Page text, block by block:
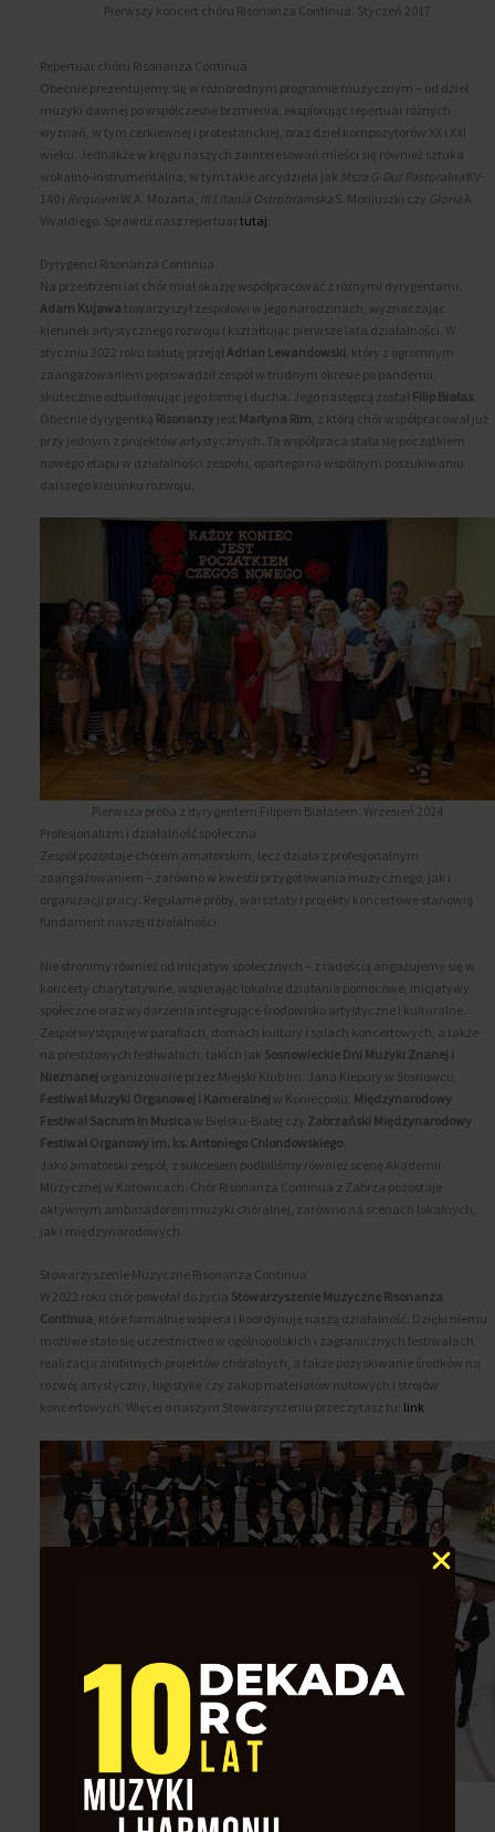
Pierwszy koncert chóru Risonanza Continua. Styczeń 2017
Repertuar chóru Risonanza Continua
Obecnie prezentujemy się w różnorodnym programie muzycznym – od dzieł
muzyki dawnej po współczesne brzmienia, eksplorując repertuar różnych
wyznań, w tym cerkiewnej i protestanckiej, oraz dzieł kompozytorów XX i XXI
wieku. Jednakże w kręgu naszych zainteresowań mieści się również sztuka
wokalno-instrumentalna, w tym takie arcydzieła jak Msza G-Dur Pastoralna KV-
140 i Requiem W.A. Mozarta, III Litania Ostrobramska S. Moniuszki czy Gloria A.
Vivaldiego. Sprawdź nasz repertuartutaj
Dyrygenci Risonanza Continua
Na przestrzeni lat chór miał okazję współpracować z różnymi dyrygentami.
Adam Kujawa towarzyszył zespołowi w jego narodzinach, wyznaczając
kierunek artystycznego rozwoju i kształtując pierwsze lata działalności. W
styczniu 2022 roku batutę przejął Adrian Lewandowski , który z ogromnym
zaangażowaniem poprowadził zespół w trudnym okresie po pandemii,
skutecznie odbudowując jego formę i ducha. Jego następcą został Filip Białas
Obecnie dyrygentką Risonanzy jest Martyna Rim , z którą chór współpracował już
przy jednym z projektów artystycznych. Ta współpraca stała się początkiem
nowego etapu w działalności zespołu, opartego na wspólnym poszukiwaniu
dalszego kierunku rozwoju.
Pierwsza próba z dyrygentem Filipem Białasem. Wrzesień 2024
Profesjonalizm i działalność społeczna
Zespół pozostaje chórem amatorskim, lecz działa z profesjonalnym
zaangażowaniem – zarówno w kwestii przygotowania muzycznego, jak i
organizacji pracy. Regularne próby, warsztaty i projekty koncertowe stanowią
fundament naszej działalności.
Nie stronimy również od inicjatyw społecznych – z radością angażujemy się w
koncerty charytatywne, wspierając lokalne działania pomocowe, inicjatywy
społeczne oraz wydarzenia integrujące środowisko artystyczne i kulturalne.
Zespół występuje w parafiach, domach kultury i salach koncertowych, a także
na prestiżowych festiwalach, takich jak Sosnowieckie Dni Muzyki Znanej i
Nieznanej organizowane przez Miejski Klub im. Jana Kiepury w Sosnowcu,
Festiwal Muzyki Organowej i Kameralnej w Koniecpolu, Międzynarodowy
Festiwal Sacrum in Musica w Bielsku-Białej czy Zabrzański Międzynarodowy
Festiwal Organowy im. ks. Antoniego Chlondowskiego
Jako amatorski zespół, z sukcesem podbiliśmy również scenę Akademii
Muzycznej w Katowicach. Chór Risonanza Continua z Zabrza pozostaje
aktywnym ambasadorem muzyki chóralnej, zarówno na scenach lokalnych,
jak i międzynarodowych.
Stowarzyszenie Muzyczne Risonanza Continua
W 2022 roku chór powołał do życia Stowarzyszenie Muzyczne Risonanza
Continua , które formalnie wspiera i koordynuje naszą działalność. Dzięki niemu
możliwe stało się uczestnictwo w ogólnopolskich i zagranicznych festiwalach,
realizacja ambitnych projektów chóralnych, a także pozyskiwanie środków na
rozwój artystyczny, logistykę czy zakup materiałów nutowych i strojów
koncertowych. Więcej o naszym Stowarzyszeniu przeczytasz tu: link
chór Risonanza Continua z Zabrza_koncert RC w Bielsku Białej